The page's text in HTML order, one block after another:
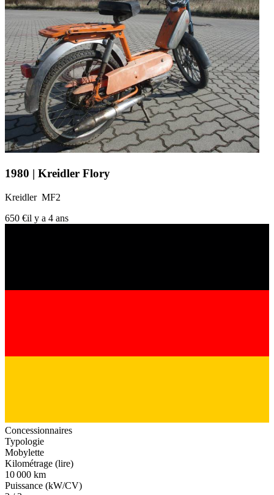
1980 | Kreidler Flory
Kreidler MF2
650 €il y a 4 ans
Concessionnaires
Typologie
Mobylette
Kilométrage (lire)
10 000 km
Puissance (kW/CV)